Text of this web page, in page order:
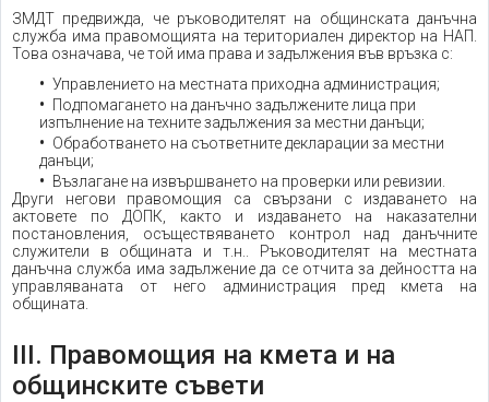
ЗМДТ предвижда, че ръководителят на общинската данъчна
служба има правомощията на териториален директор на НАП.
Това означава, че той има права и задължения във връзка с:
Управлението на местната приходна администрация;
Подпомагането на данъчно задължените лица при
изпълнение на техните задължения за местни данъци;
Обработването на съответните декларации за местни
данъци;
Възлагане на извършването на проверки или ревизии.
Други негови правомощия са свързани с издаването на
актовете по ДОПК, както и издаването на наказателни
постановления, осъществяването контрол над данъчните
служители в общината и т.н.. Ръководителят на местната
данъчна служба има задължение да се отчита за дейността на
управляваната от него администрация пред кмета на
общината.
III. Правомощия на кмета и на
общинските съвети